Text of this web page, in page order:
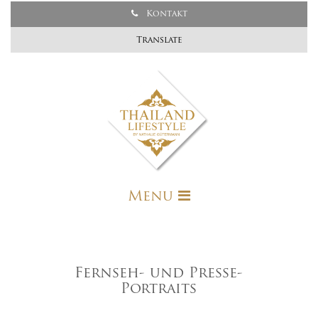
Kontakt
Translate
Menu
Fernseh- und Presse-
Portraits